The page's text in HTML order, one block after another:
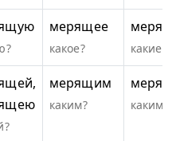
мерящее
какое? какие?
мерящим
каким?